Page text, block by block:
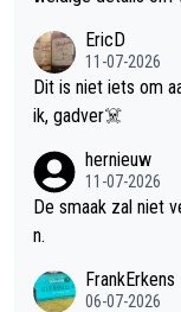
EricD
11-07-2026
Dit is niet iets om
ik, gadver☠️
hernieuw
11-07-2026
De smaak zal niet
n.
FrankErkens
06-07-2026